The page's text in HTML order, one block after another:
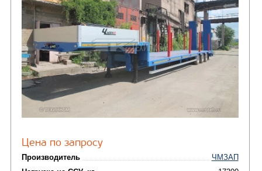
Цена по запросу
Производитель
Масса перевозимого груза, кг
Оси, шт